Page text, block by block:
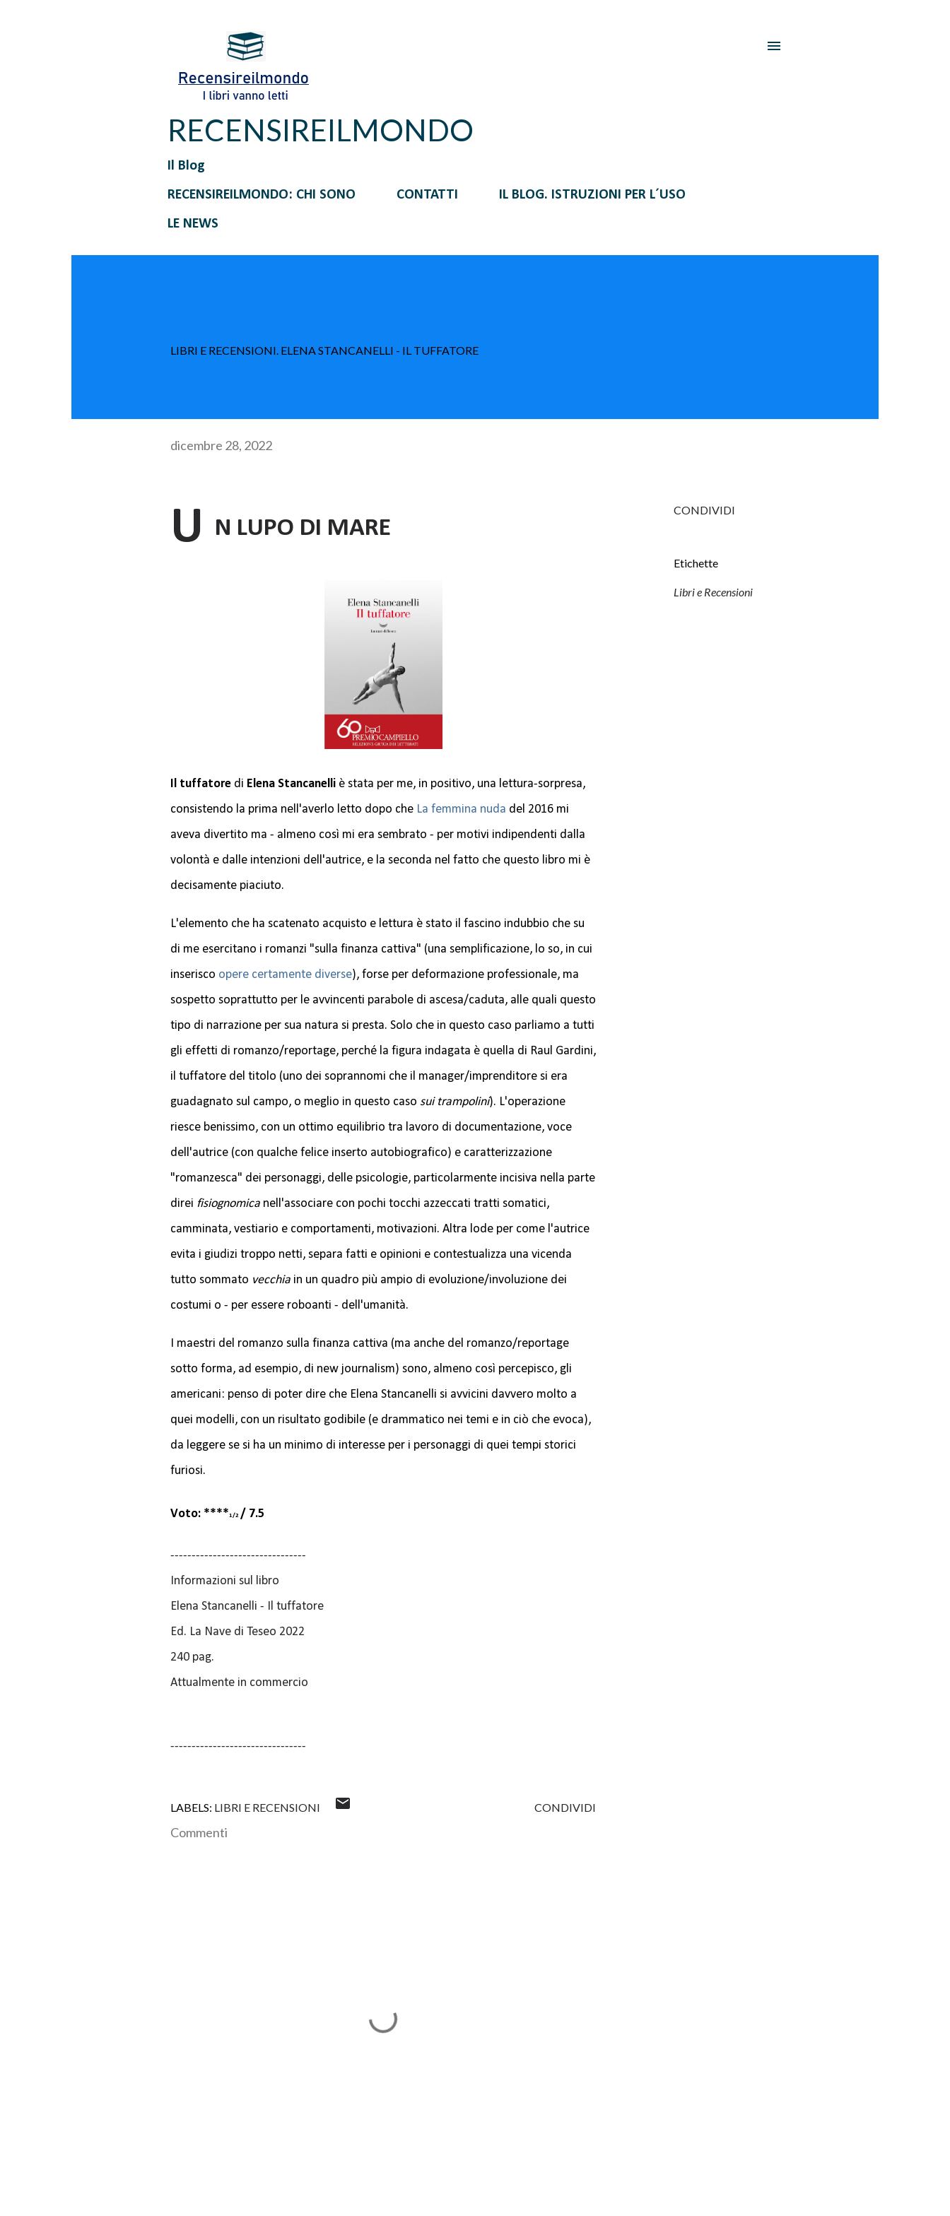
RECENSIREILMONDO
Il Blog
RECENSIREILMONDO: CHI SONO CONTATTI IL BLOG. ISTRUZIONI PER L´USO
LE NEWS
LIBRI E RECENSIONI. ELENA STANCANELLI - IL TUFFATORE
dicembre 28, 2022
U N LUPO DI MARE
Il tuffatore di Elena Stancanelli è stata per me, in positivo, una lettura-sorpresa,
consistendo la prima nell'averlo letto dopo che La femmina nuda del 2016 mi
aveva divertito ma - almeno così mi era sembrato - per motivi indipendenti dalla
volontà e dalle intenzioni dell'autrice, e la seconda nel fatto che questo libro mi è
decisamente piaciuto.
L'elemento che ha scatenato acquisto e lettura è stato il fascino indubbio che su
di me esercitano i romanzi "sulla finanza cattiva" (una semplificazione, lo so, in cui
inserisco opere certamente diverse), forse per deformazione professionale, ma
sospetto soprattutto per le avvincenti parabole di ascesa/caduta, alle quali questo
tipo di narrazione per sua natura si presta. Solo che in questo caso parliamo a tutti
gli effetti di romanzo/reportage, perché la figura indagata è quella di Raul Gardini,
il tuffatore del titolo (uno dei soprannomi che il manager/imprenditore si era
guadagnato sul campo, o meglio in questo caso sui trampolini). L'operazione
riesce benissimo, con un ottimo equilibrio tra lavoro di documentazione, voce
dell'autrice (con qualche felice inserto autobiografico) e caratterizzazione
"romanzesca" dei personaggi, delle psicologie, particolarmente incisiva nella parte
direi fisiognomica nell'associare con pochi tocchi azzeccati tratti somatici,
camminata, vestiario e comportamenti, motivazioni. Altra lode per come l'autrice
evita i giudizi troppo netti, separa fatti e opinioni e contestualizza una vicenda
tutto sommato vecchia in un quadro più ampio di evoluzione/involuzione dei
costumi o - per essere roboanti - dell'umanità.
I maestri del romanzo sulla finanza cattiva (ma anche del romanzo/reportage
sotto forma, ad esempio, di new journalism) sono, almeno così percepisco, gli
americani: penso di poter dire che Elena Stancanelli si avvicini davvero molto a
quei modelli, con un risultato godibile (e drammatico nei temi e in ciò che evoca),
da leggere se si ha un minimo di interesse per i personaggi di quei tempi storici
furiosi.
Voto: ****1/2 / 7.5
--------------------------------
Informazioni sul libro
Elena Stancanelli - Il tuffatore
Ed. La Nave di Teseo 2022
240 pag.
Attualmente in commercio
--------------------------------
CONDIVIDI
Etichette
Libri e Recensioni
LABELS: LIBRI E RECENSIONI CONDIVIDI
Commenti